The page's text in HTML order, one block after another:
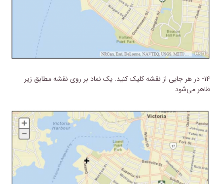
۱۴- در هر جایی از نقشه کلیک کنید. یک نماد بر روی نقشه مطابق زیر
ظاهر می‌شود.